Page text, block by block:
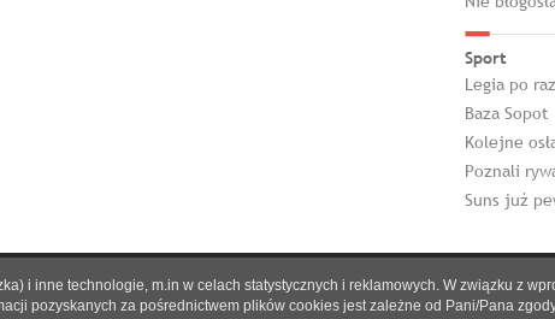
Sport
Legia po
Baza Sopot
Kolejne
Poznali
Suns już
|Reklama|Prenumerata|Regulamin|Kontakt
i inne technologie, m.in w celach statystycznych i reklamowych. W związku z
pozyskanych za pośrednictwem plików cookies jest zależne od Pani/Pana